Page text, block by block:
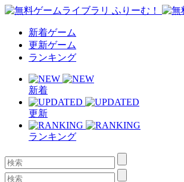
新着ゲーム
更新ゲーム
ランキング
新着
更新
ランキング